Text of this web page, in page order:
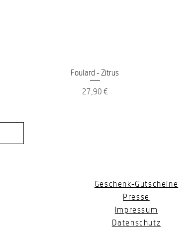
Schnellansicht
Foulard - Zitrus
Preis
27,90 €
Geschenk-Gutscheine
Presse
Impressum
Datenschutz